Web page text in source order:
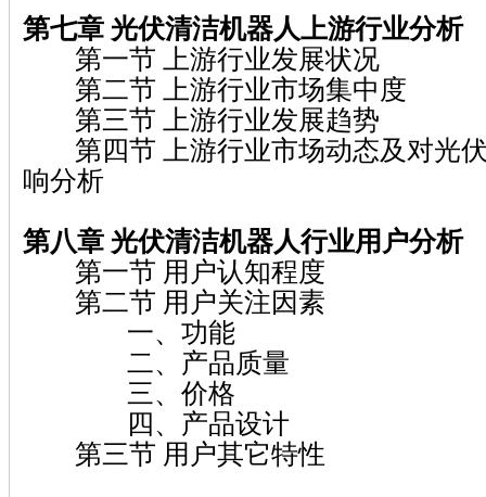
第七章 光伏清洁机器人上游行业分析
第一节 上游行业发展状况
第二节 上游行业市场集中度
第三节 上游行业发展趋势
第四节 上游行业市场动态及对光
响分析
第八章 光伏清洁机器人行业用户分析
第一节 用户认知程度
第二节 用户关注因素
一、功能
二、产品质量
三、价格
四、产品设计
第三节 用户其它特性